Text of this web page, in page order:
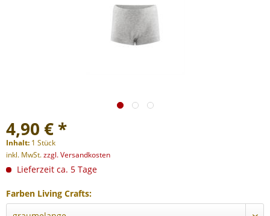
4,90 € *
Inhalt: 1 Stück
inkl. MwSt.zzgl. Versandkosten
Lieferzeit ca. 5 Tage
Farben Living Crafts: